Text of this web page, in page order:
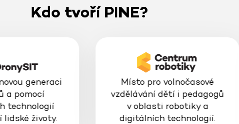
Kdo tvoří PINE?
generaci
a pomocí
technologií
lidské životy.
Místo pro volnočasové
vzdělávání dětí i pedagogů
v oblasti robotiky a
digitálních technologií.